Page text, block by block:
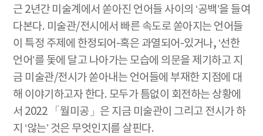
근 2년간 미술계에서 쏟아진 언어들 사이의 ‘공백’을 들여
다본다. 미술관/전시에서 빠른 속도로 쏟아지는 언어들
이 특정 주제에 한정되어-혹은 과열되어-있거나, ‘선한
언어’를 돛에 달고 나아가는 모습에 의문을 제기하고 지
금 미술관/전시가 쏟아내는 언어들에 부재한 지점에 대
해 이야기하고자 한다. 모두가 틈없이 회전하는 상황에
서 2022 「월미공」은 지금 미술관이 그리고 전시가 하
지 ‘않는’ 것은 무엇인지를 살핀다.